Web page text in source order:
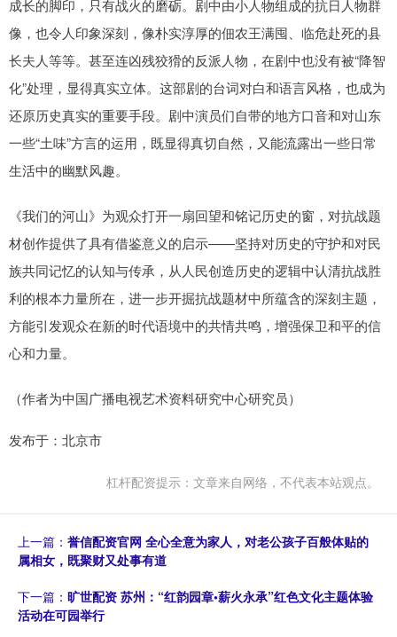
成长的脚印，只有战火的磨砺。剧中由小人物组成的抗日人物群
像，也令人印象深刻，像朴实淳厚的佃农王满囤、临危赴死的县
长夫人等等。甚至连凶残狡猾的反派人物，在剧中也没有被“降智
化”处理，显得真实立体。这部剧的台词对白和语言风格，也成为
还原历史真实的重要手段。剧中演员们自带的地方口音和对山东
一些“土味”方言的运用，既显得真切自然，又能流露出一些日常
生活中的幽默风趣。
《我们的河山》为观众打开一扇回望和铭记历史的窗，对抗战题
材创作提供了具有借鉴意义的启示——坚持对历史的守护和对民
族共同记忆的认知与传承，从人民创造历史的逻辑中认清抗战胜
利的根本力量所在，进一步开掘抗战题材中所蕴含的深刻主题，
方能引发观众在新的时代语境中的共情共鸣，增强保卫和平的信
心和力量。
（作者为中国广播电视艺术资料研究中心研究员）
发布于：北京市
杠杆配资提示：文章来自网络，不代表本站观点。
上一篇： 誉信配资官网 全心全意为家人，对老公孩子百般体贴的
属相女，既聚财又处事有道
下一篇： 旷世配资 苏州：“红韵园章•薪火永承”红色文化主题体验
活动在可园举行